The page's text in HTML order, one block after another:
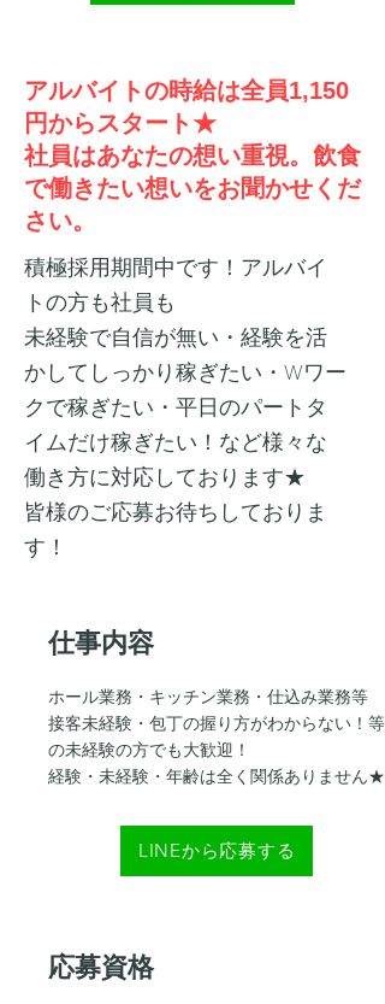
アルバイトの時給は全員1,150
円からスタート★
​社員はあなたの想い重視。飲食
で働きたい想いをお聞かせくだ
さい。
積極採用期間中です！アルバイ
トの方も社員も
未経験で自信が無い・経験を活
かしてしっかり稼ぎたい・ Wワー
クで稼ぎたい・平日のパートタ
イムだけ稼ぎたい！など様々な
働き方に対応しております★
皆様のご応募お待ちしておりま
す！
仕事内容
ホール業務・キッチン業務・仕込み業務等
​接客未経験・包丁の握り方がわからない！等
の未経験の方でも大歓迎！
​経験・未経験・年齢は全く関係ありません★
LINEから応募する
応募資格